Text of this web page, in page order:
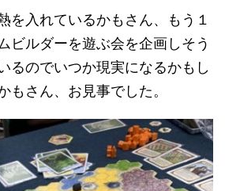
を入れているかもさん、もう１
ビルダーを遊ぶ会を企画しそう
るのでいつか現実になるかもし
もさん、お見事でした。